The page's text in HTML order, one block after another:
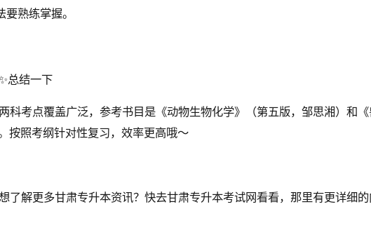
要熟练掌握。
总结一下
科考点覆盖广泛，参考书目是《动物生物化学》（第五版，邹思湘）和
按照考纲针对性复习，效率更高哦～
了解更多甘肃专升本资讯？快去甘肃专升本考试网看看，那里有更详细